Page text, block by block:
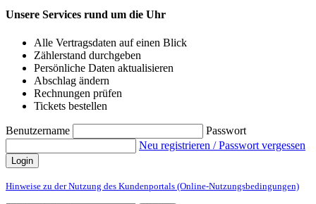
Unsere Services rund um die Uhr
Alle Vertragsdaten auf einen Blick
Zählerstand durchgeben
Persönliche Daten aktualisieren
Abschlag ändern
Rechnungen prüfen
Tickets bestellen
Benutzername
Passwort
Neu registrieren / Passwort vergessen
Login
Hinweise zu der Nutzung des Kundenportals (Online-Nutzungsbedingungen)